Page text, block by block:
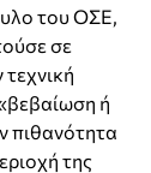
του ΟΣΕ,
σε
ή
πιθανότητα
της